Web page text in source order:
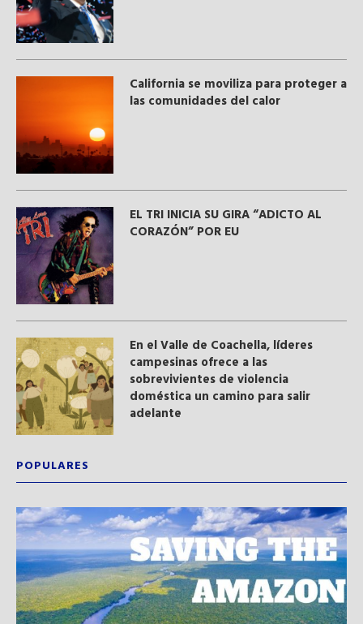
California se moviliza para proteger a
las comunidades del calor
EL TRI INICIA SU GIRA “ADICTO AL
CORAZÓN” POR EU
En el Valle de Coachella, líderes
campesinas ofrece a las
sobrevivientes de violencia
doméstica un camino para salir
adelante
POPULARES